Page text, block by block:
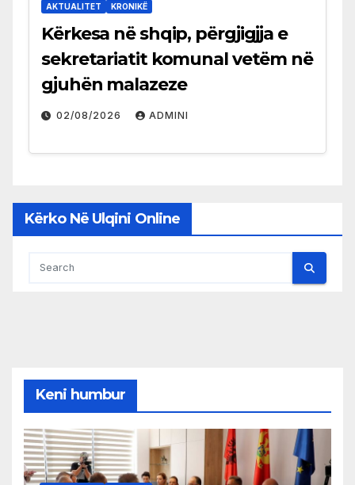
AKTUALITET KRONIKË
Kërkesa në shqip, përgjigjja e
sekretariatit komunal vetëm në
gjuhën malazeze
02/08/2026 ADMINI
Kërko Në Ulqini Online
Keni humbur